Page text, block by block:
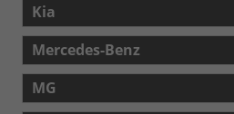
Kia
Mercedes-Benz
MG